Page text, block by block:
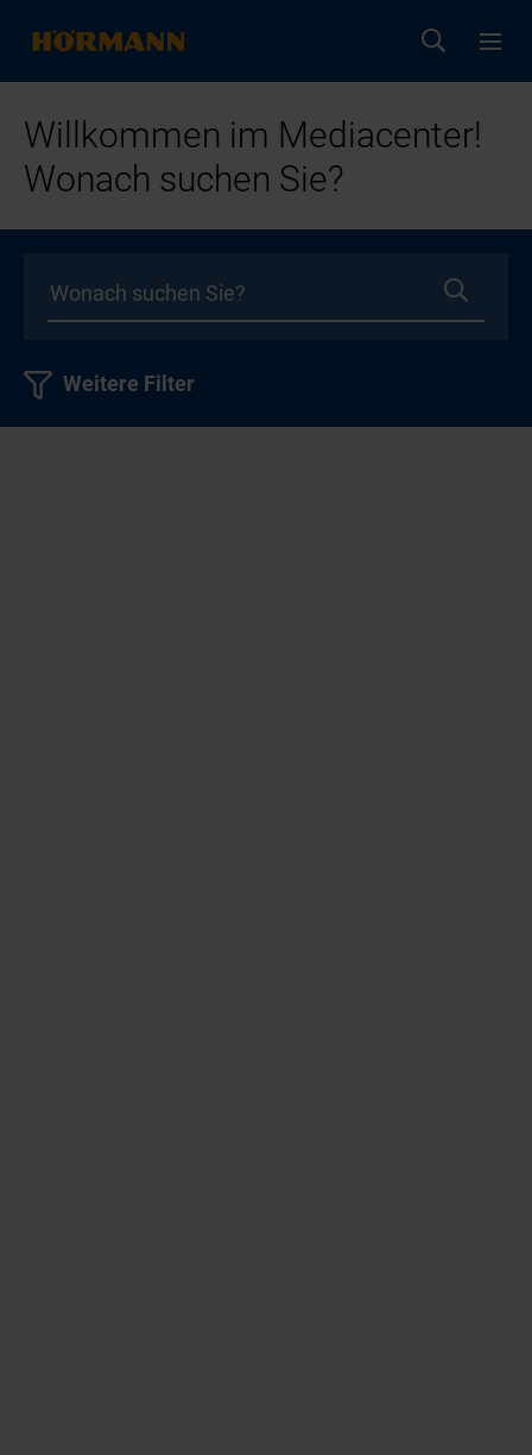
Willkommen im Mediacenter!
Wonach suchen Sie?
Weitere Filter